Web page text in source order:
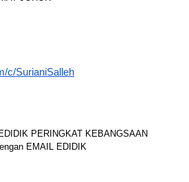
c/SurianiSalleh
PERINGKAT KEBANGSAAN
EMAIL EDIDIK